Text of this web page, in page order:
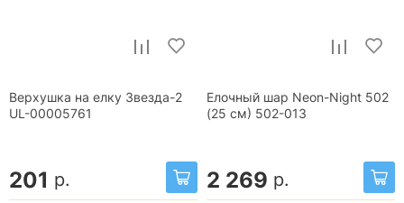
Верхушка на елку Звезда-2
UL-00005761
201 р.
Елочный шар Neon-Night 502
(25 см) 502-013
2 269 р.